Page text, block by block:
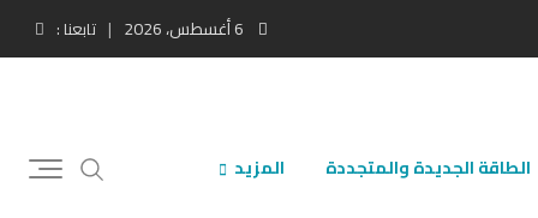
6 أغسطس، 2026 تابعنا :
الطاقة الجديدة والمتجددة المزيد